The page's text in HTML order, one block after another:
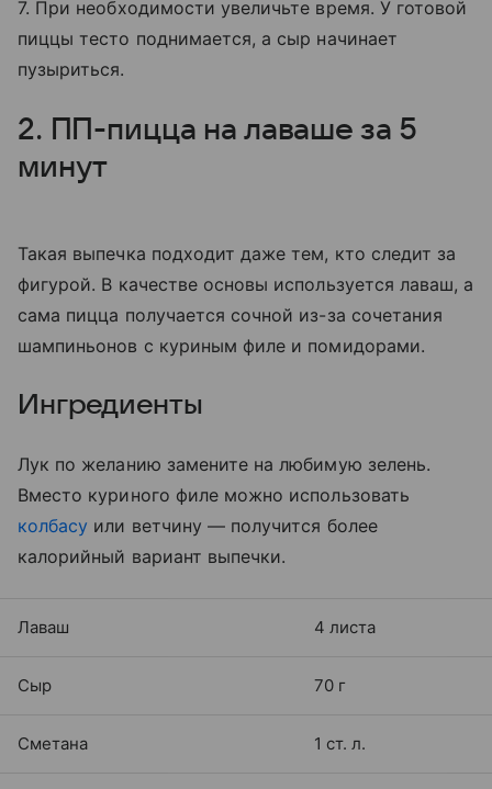
7. При необходимости увеличьте время. У готовой
пиццы тесто поднимается, а сыр начинает
пузыриться.
2. ПП-пицца на лаваше за 5
минут
Такая выпечка подходит даже тем, кто следит за
фигурой. В качестве основы используется лаваш, а
сама пицца получается сочной из-за сочетания
шампиньонов с куриным филе и помидорами.
Ингредиенты
Лук по желанию замените на любимую зелень.
Вместо куриного филе можно использовать
колбасу или ветчину — получится более
калорийный вариант выпечки.
Лаваш 4 листа
Сыр 70 г
Сметана 1 ст. л.